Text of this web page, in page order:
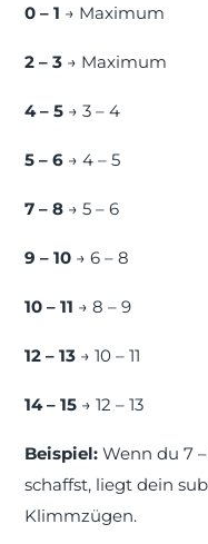
0 – 1 → Maximum
2 – 3 → Maximum
4 – 5 → 3 – 4
5 – 6 → 4 – 5
7 – 8 → 5 – 6
9 – 10 → 6 – 8
10 – 11 → 8 – 9
12 – 13 → 10 – 11
14 – 15 → 12 – 13
Beispiel: Wenn du 7
schaffst, liegt dein
Klimmzügen.